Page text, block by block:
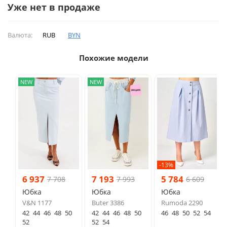
Уже нет в продаже
Валюта: RUB BYN
Похожие модели
NEW
6 937 7 708
Юбка
V&N 1177
42 44 46 48 50
52
NEW
7 193 7 993
Юбка
Buter 3386
42 44 46 48 50
52 54
-13%
5 784 6 609
Юбка
Rumoda 2290
46 48 50 52 54